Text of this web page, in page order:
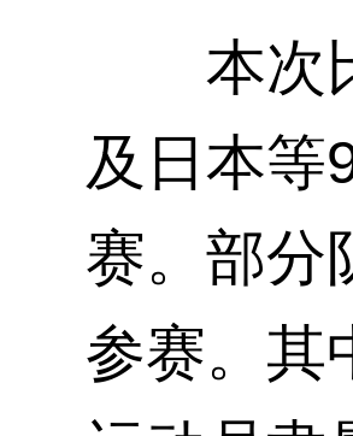
本次比
及日本等
赛。部分
参赛。其